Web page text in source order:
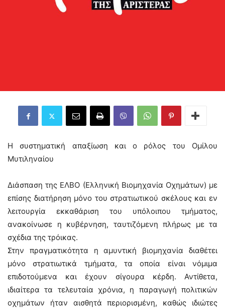
Η συστηματική απαξίωση και ο ρόλος του Ομίλου
Μυτιληναίου
Διάσπαση της ΕΛΒΟ (Ελληνική Βιομηχανία Οχημάτων) με
επίσης διατήρηση μόνο του στρατιωτικού σκέλους και εν
λειτουργία εκκαθάριση του υπόλοιπου τμήματος,
ανακοίνωσε η κυβέρνηση, ταυτιζόμενη πλήρως με τα
σχέδια της τρόικας.
Στην πραγματικότητα η αμυντική βιομηχανία διαθέτει
μόνο στρατιωτικά τμήματα, τα οποία είναι νόμιμα
επιδοτούμενα και έχουν σίγουρα κέρδη. Αντίθετα,
ιδιαίτερα τα τελευταία χρόνια, η παραγωγή πολιτικών
οχημάτων ήταν αισθητά περιορισμένη, καθώς ιδιώτες